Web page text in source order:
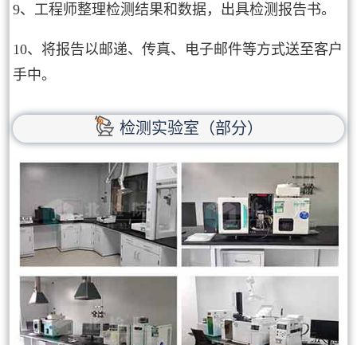
9、工程师整理检测结果和数据，出具检测报告书。
10、将报告以邮递、传真、电子邮件等方式送至客户
手中。
检测实验室（部分）